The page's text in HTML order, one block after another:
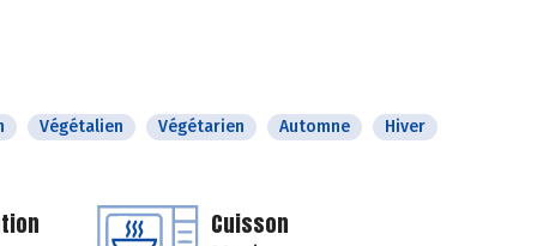
Végétalien Végétarien Automne
Hiver
Cuisson